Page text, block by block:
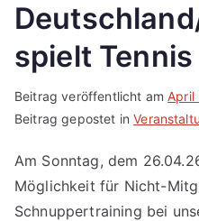
spielt Tennis
Beitrag veröffentlicht amApril
Beitrag gepostet in
Am Sonntag, dem
Möglichkeit für Nicht-
Schnuppertraining bei